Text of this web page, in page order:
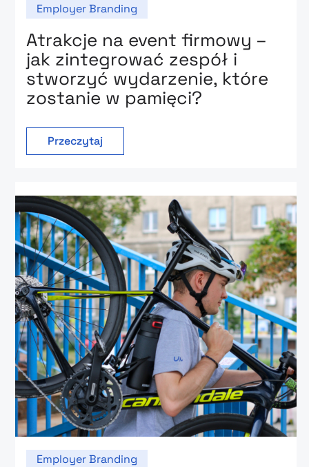
Employer Branding
Atrakcje na event firmowy –
jak zintegrować zespół i
stworzyć wydarzenie, które
zostanie w pamięci?
Przeczytaj
Employer Branding